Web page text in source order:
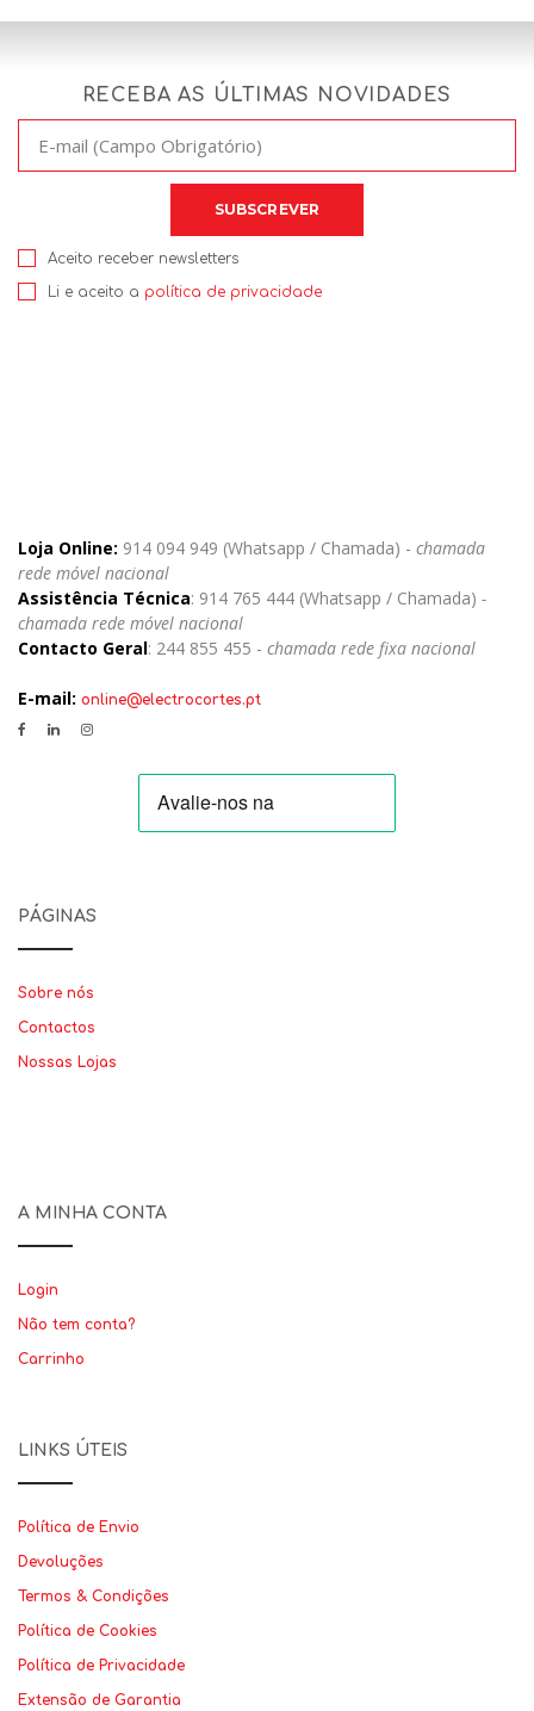
RECEBA AS ÚLTIMAS NOVIDADES
Aceito receber newsletters
Li e aceito a política de privacidade
Loja Online: 914 094 949 (Whatsapp / Chamada) - chamada
rede móvel nacional
Assistência Técnica: 914 765 444 (Whatsapp / Chamada) -
chamada rede móvel nacional
Contacto Geral: 244 855 455 - chamada rede fixa nacional
E-mail: online@electrocortes.pt
PÁGINAS
Sobre nós
Contactos
Nossas Lojas
A MINHA CONTA
Login
Não tem conta?
Carrinho
LINKS ÚTEIS
Política de Envio
Devoluções
Termos & Condições
Política de Cookies
Política de Privacidade
Extensão de Garantia